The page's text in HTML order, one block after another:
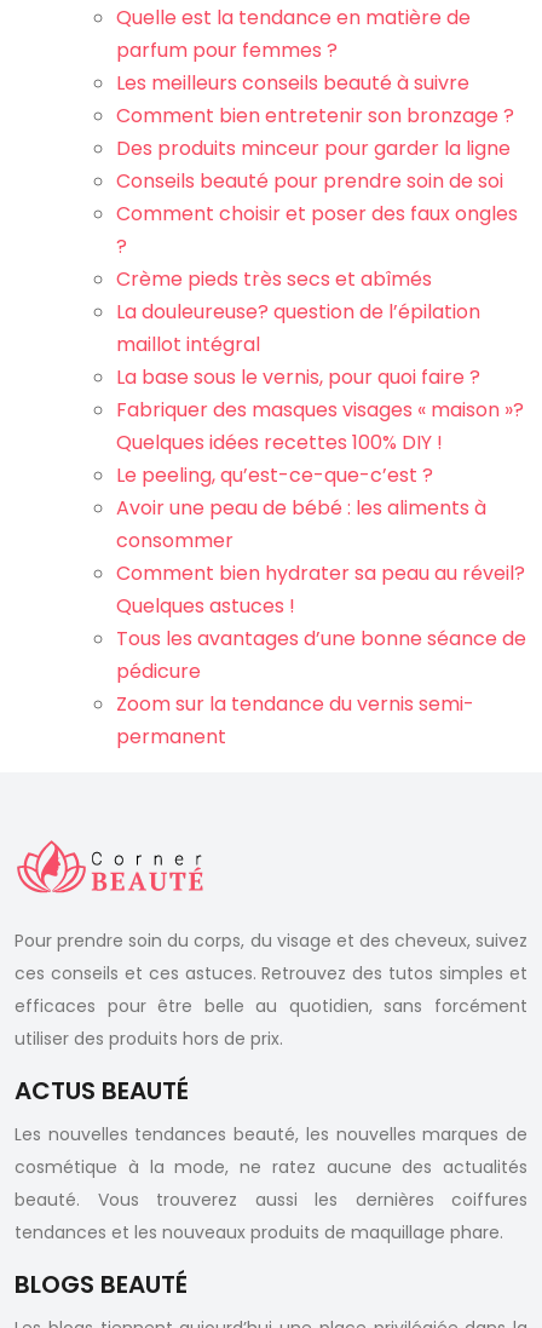
Quelle est la tendance en matière de
parfum pour femmes ?
Les meilleurs conseils beauté à suivre
Comment bien entretenir son bronzage ?
Des produits minceur pour garder la ligne
Conseils beauté pour prendre soin de soi
Comment choisir et poser des faux ongles
?
Crème pieds très secs et abîmés
La douleureuse? question de l’épilation
maillot intégral
La base sous le vernis, pour quoi faire ?
Fabriquer des masques visages « maison »?
Quelques idées recettes 100% DIY !
Le peeling, qu’est-ce-que-c’est ?
Avoir une peau de bébé : les aliments à
consommer
Comment bien hydrater sa peau au réveil?
Quelques astuces !
Tous les avantages d’une bonne séance de
pédicure
Zoom sur la tendance du vernis semi-
permanent
Pour prendre soin du corps, du visage et des cheveux, suivez
ces conseils et ces astuces. Retrouvez des tutos simples et
efficaces pour être belle au quotidien, sans forcément
utiliser des produits hors de prix.
ACTUS BEAUTÉ
Les nouvelles tendances beauté, les nouvelles marques de
cosmétique à la mode, ne ratez aucune des actualités
beauté. Vous trouverez aussi les dernières coiffures
tendances et les nouveaux produits de maquillage phare.
BLOGS BEAUTÉ